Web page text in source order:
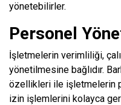
yönetebilirler.
Personel
İşletmelerin verimliliği,
yönetilmesine bağlıdır.
özellikleri ile işletmelerin
izin işlemlerini kolayca